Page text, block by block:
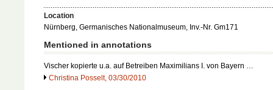
Location
Nürnberg, Germanisches Nationalmuseum, Inv.-Nr. Gm171
Mentioned in annotations
Vischer kopierte u.a. auf Betreiben Maximilians I. von Bayern …
Christina Posselt, 03/30/2010